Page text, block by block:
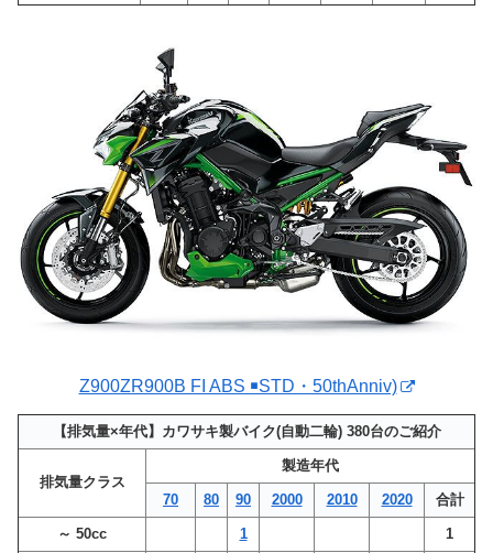
Z900ZR900B FI ABS ￭STD・50thAnniv)
【排気量×年代】カワサキ製バイク(自動二輪) 380台のご紹介
排気量クラス
製造年代
70 80 90 2000 2010 2020 合計
～ 50cc 1 1